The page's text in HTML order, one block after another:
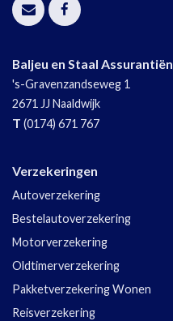
Baljeu en Staal Assurantiën
's-Gravenzandseweg 1
2671 JJ Naaldwijk
T (0174) 671 767
Verzekeringen
Autoverzekering
Bestelautoverzekering
Motorverzekering
Oldtimerverzekering
Pakketverzekering Wonen
Reisverzekering